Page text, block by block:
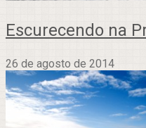
Escurecendo na
26 de agosto de 2014